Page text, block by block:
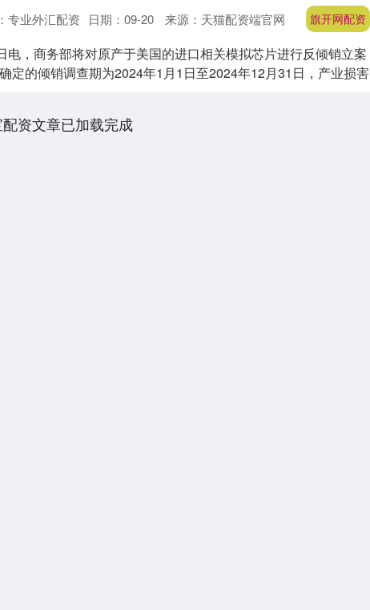
旗开网配资
日期：09-20 来源：天猫配资端官网
专业外汇配资
电，商务部将对原产于美国的进口相关模拟芯片进行反倾销立案
定的倾销调查期为2024年1月1日至2024年12月31日，产业损害
资文章已加载完成